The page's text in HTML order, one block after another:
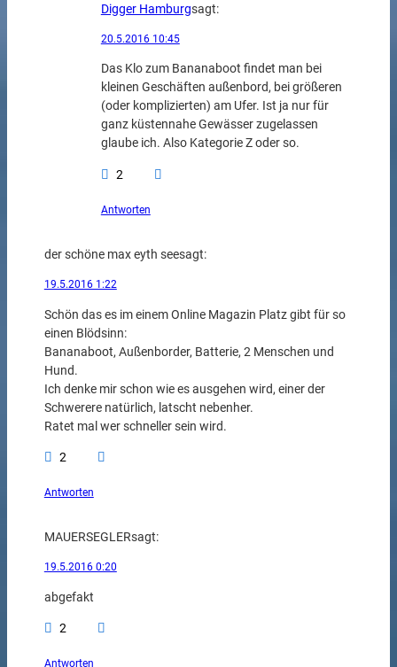
Digger Hamburgsagt:
20.5.2016 10:45
Das Klo zum Bananaboot findet man bei
kleinen Geschäften außenbord, bei größeren
(oder komplizierten) am Ufer. Ist ja nur für
ganz küstennahe Gewässer zugelassen
glaube ich. Also Kategorie Z oder so.
2
Antworten
der schöne max eyth seesagt:
19.5.2016 1:22
Schön das es im einem Online Magazin Platz gibt für so
einen Blödsinn:
Bananaboot, Außenborder, Batterie, 2 Menschen und
Hund.
Ich denke mir schon wie es ausgehen wird, einer der
Schwerere natürlich, latscht nebenher.
Ratet mal wer schneller sein wird.
2
Antworten
MAUERSEGLERsagt:
19.5.2016 0:20
abgefakt
2
Antworten